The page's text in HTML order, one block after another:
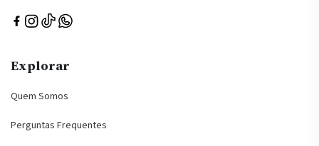
Explorar
Quem Somos
Perguntas Frequentes